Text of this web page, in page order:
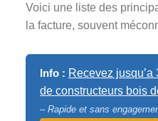
Voici une liste des
la facture, souvent
Info : Recevez
de constructeurs bois
– Rapide et sans